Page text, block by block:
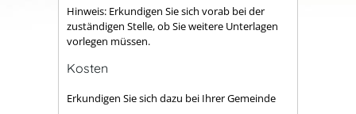
Hinweis: Erkundigen Sie sich vorab bei der
zuständigen Stelle, ob Sie weitere Unterlagen
vorlegen müssen.
Kosten
Erkundigen Sie sich dazu bei Ihrer Gemeinde